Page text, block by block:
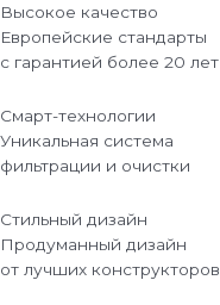
Высокое качество
Европейские стандарты
с гарантией более 20 лет
Смарт-технологии
Уникальная система
фильтрации и очистки
Стильный дизайн
Продуманный дизайн
от лучших конструкторов